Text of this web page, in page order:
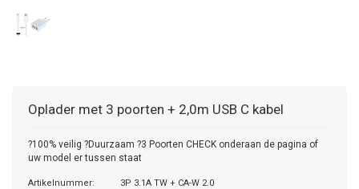
Oplader met 3 poorten + 2,0m USB C kabel
?100% veilig ?Duurzaam ?3 Poorten CHECK onderaan de pagina of
uw model er tussen staat
Artikelnummer: 3P 3.1A TW + CA-W 2.0